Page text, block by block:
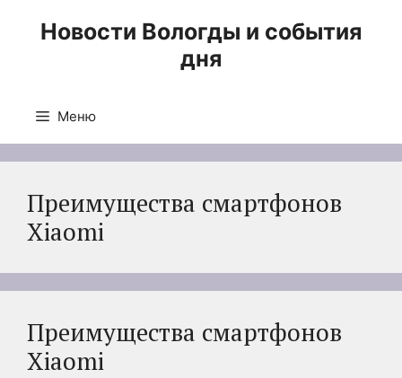
Новости Вологды и события
дня
Меню
Преимущества смартфонов
Xiaomi
Преимущества смартфонов
Xiaomi